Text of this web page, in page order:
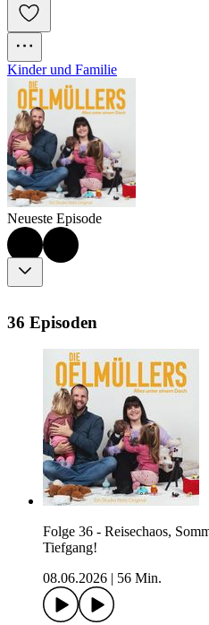
Kinder und Familie
Neueste Episode
36 Episoden
Folge 36 - Reisechaos,
Tiefgang!
08.06.2026
56 Min.